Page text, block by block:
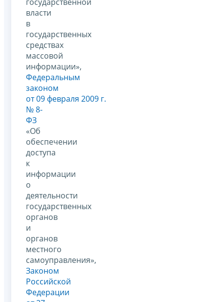
власти
в
государственных
средствах
массовой
информации»,
Федеральным
законом
от 09 февраля 2009 г.
№ 8-
ФЗ
«Об
обеспечении
доступа
к
информации
о
деятельности
государственных
органов
и
органов
местного
самоуправления»,
Законом
Российской
Федерации